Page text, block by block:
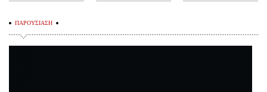
Παραγγελία
ΠΑΡΟΥΣΙΑΣΗ